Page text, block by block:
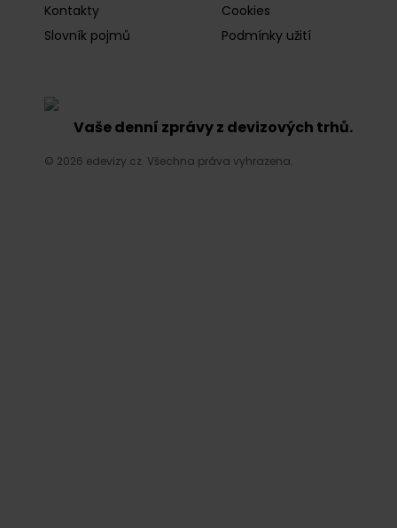
Kontakty
Cookies
Slovník pojmů
Podmínky užití
Vaše denní zprávy z devizových trhů.
© 2026 edevizy.cz. Všechna práva vyhrazena.